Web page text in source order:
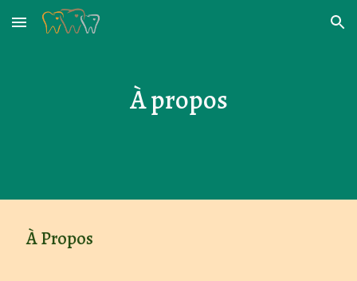
Skip to main content Skip to navigation
À propos
À Propos